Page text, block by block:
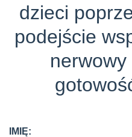
dzieci
podejście
IMIĘ: